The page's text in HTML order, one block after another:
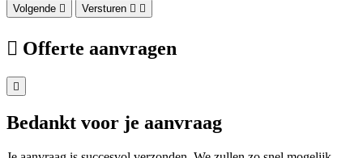
Volgende
Versturen
Offerte aanvragen
Bedankt voor je aanvraag